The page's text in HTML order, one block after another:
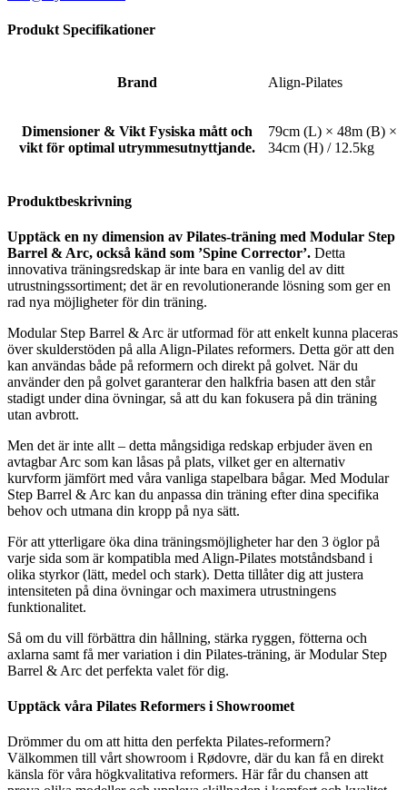
Produkt Specifikationer
Brand Align-Pilates
Dimensioner & Vikt Fysiska mått och
vikt för optimal utrymmesutnyttjande.
79cm (L) × 48m (B) ×
34cm (H) / 12.5kg
Produktbeskrivning
Upptäck en ny dimension av Pilates-träning med Modular Step
Barrel & Arc, också känd som ’Spine Corrector’. Detta
innovativa träningsredskap är inte bara en vanlig del av ditt
utrustningssortiment; det är en revolutionerande lösning som ger en
rad nya möjligheter för din träning.
Modular Step Barrel & Arc är utformad för att enkelt kunna placeras
över skulderstöden på alla Align-Pilates reformers. Detta gör att den
kan användas både på reformern och direkt på golvet. När du
använder den på golvet garanterar den halkfria basen att den står
stadigt under dina övningar, så att du kan fokusera på din träning
utan avbrott.
Men det är inte allt – detta mångsidiga redskap erbjuder även en
avtagbar Arc som kan låsas på plats, vilket ger en alternativ
kurvform jämfört med våra vanliga stapelbara bågar. Med Modular
Step Barrel & Arc kan du anpassa din träning efter dina specifika
behov och utmana din kropp på nya sätt.
För att ytterligare öka dina träningsmöjligheter har den 3 öglor på
varje sida som är kompatibla med Align-Pilates motståndsband i
olika styrkor (lätt, medel och stark). Detta tillåter dig att justera
intensiteten på dina övningar och maximera utrustningens
funktionalitet.
Så om du vill förbättra din hållning, stärka ryggen, fötterna och
axlarna samt få mer variation i din Pilates-träning, är Modular Step
Barrel & Arc det perfekta valet för dig.
Upptäck våra Pilates Reformers i Showroomet
Drömmer du om att hitta den perfekta Pilates-reformern?
Välkommen till vårt showroom i Rødovre, där du kan få en direkt
känsla för våra högkvalitativa reformers. Här får du chansen att